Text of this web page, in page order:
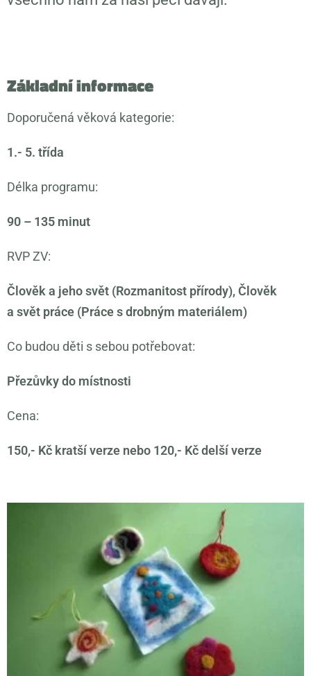
Základní informace
Doporučená věková kategorie:
1.- 5. třída
Délka programu:
90 – 135 minut
RVP ZV:
Člověk a jeho svět (Rozmanitost přírody), Člověk
a svět práce (Práce s drobným materiálem)
Co budou děti s sebou potřebovat:
Přezůvky do místnosti
Cena:
150,- Kč kratší verze nebo 120,- Kč delší verze